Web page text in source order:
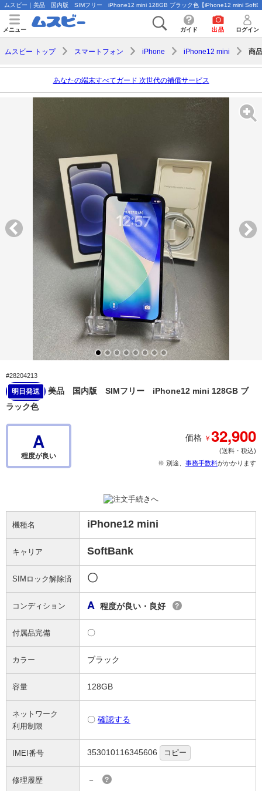
ムスビー｜美品 国内版 SIMフリー iPhone12 mini 128GB ブラック色【iPhone12 mini
メニュー ガイド 出品 ログイン
ムスビー トップ スマートフォン iPhone iPhone12 mini 商
あなたの端末すべてガード 次世代の補償サービス
#28204213
明日発送
美品 国内版 SIMフリー iPhone12 mini 128GB ブ
ラック色
A
程度が良い
価格 ￥32,900
(送料・税込)
※ 別途、 事務手数料がかかります
機種名 iPhone12 mini
キャリア SoftBank
SIMロック解除済 〇
コンディション A 程度が良い・良好 ?
付属品完備 〇
カラー ブラック
容量 128GB
ネットワーク
利用制限
〇 確認する
IMEI番号 353010116345606 コピー
修理履歴 － ?